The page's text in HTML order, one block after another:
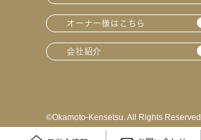
オーナー様はこちら
会社紹介
©︎Okamoto-Kensetsu. All Rights Reserved.